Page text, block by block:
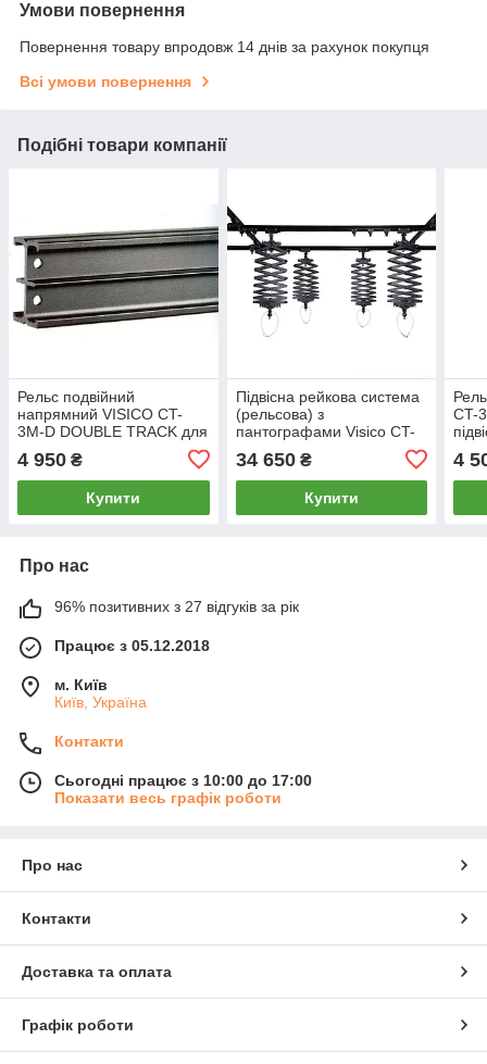
Умови повернення
Повернення товару впродовж 14 днів за рахунок покупця
Всі умови повернення
Подібні товари компанії
Рельс подвійний
напрямний VISICO CT-
3M-D DOUBLE TRACK для
пантографів Visiсо
4 950 ₴
Купити
Підвісна рейкова система
(рельсова) з
пантографами Visico CT-
пантографа
34 650₴
Купити
CT-
4
Про нас
96% позитивних з 27 відгуків за рік
Працює з 05.12.2018
м. Київ
Київ, Україна
Контакти
Сьогодні працює з 10:00 до 17:00
Показати весь графік роботи
Про нас
Контакти
Доставка та оплата
Графік роботи